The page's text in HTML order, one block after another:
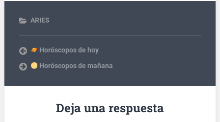
ARIES
Horóscopos de hoy
Horóscopos de mañana
Deja una respuesta